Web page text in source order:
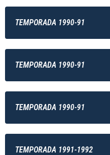
TEMPORADA 1990-91
TEMPORADA 1990-91
TEMPORADA 1990-91
TEMPORADA 1991-1992